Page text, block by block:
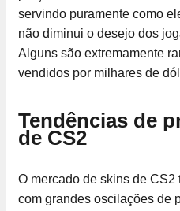
servindo puramente como
não diminui o desejo dos
Alguns são extremamente
vendidos por milhares de
Tendências de
de CS2
O mercado de skins de CS2
com grandes oscilações de